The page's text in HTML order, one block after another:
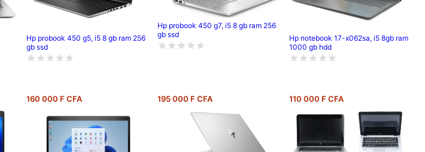
Hp probook 450 g5, i5 8 gb ram 256
gb ssd
160 000 F CFA
Hp probook 450 g7, i5 8 gb ram 256
gb ssd
195 000 F CFA
Hp notebook 17-x062sa, i5 8gb ram
1000 gb hdd
110 000 F CFA